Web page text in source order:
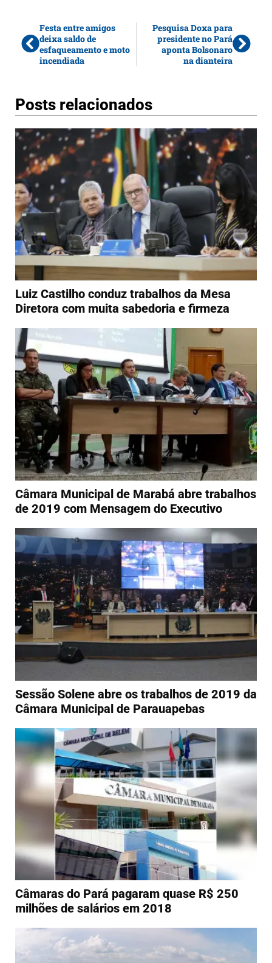
Festa entre amigos
deixa saldo de
esfaqueamento e moto
incendiada
Pesquisa Doxa para
presidente no Pará
aponta Bolsonaro
na dianteira
Posts relacionados
Luiz Castilho conduz trabalhos da Mesa
Diretora com muita sabedoria e firmeza
Câmara Municipal de Marabá abre trabalhos
de 2019 com Mensagem do Executivo
Sessão Solene abre os trabalhos de 2019 da
Câmara Municipal de Parauapebas
Câmaras do Pará pagaram quase R$ 250
milhões de salários em 2018